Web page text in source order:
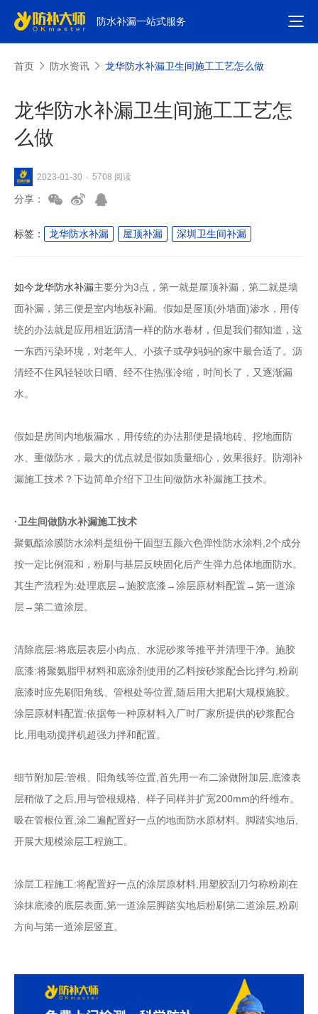
防水补漏一站式服务
首页 防水资讯 龙华防水补漏卫生间施工工艺怎么做
龙华防水补漏卫生间施工工艺怎
么做
2023-01-30 · 5708 阅读
分享：
标签： 龙华防水补漏 屋顶补漏 深圳卫生间补漏
如今龙华防水补漏主要分为3点，第一就是屋顶补漏，第二就是墙
面补漏，第三便是室内地板补漏。假如是屋顶(外墙面)渗水，用传
统的办法就是应用相近沥清一样的防水卷材，但是我们都知道，这
一东西污染环境，对老年人、小孩子或孕妈妈的家中最合适了。沥
清经不住风轻轻吹日晒、经不住热涨冷缩，时间长了，又逐渐漏
水。
假如是房间内地板漏水，用传统的办法那便是撬地砖、挖地面防
水、重做防水，最大的优点就是假如质量细心，效果很好。防潮补
漏施工技术？下边简单介绍下卫生间做防水补漏施工技术。
·卫生间做防水补漏施工技术
聚氨酯涂膜防水涂料是组份干固型五颜六色弹性防水涂料,2个成分
按一定比例混和，粉刷与基层反映固化后产生弹力总体地面防水。
其生产流程为:处理底层→施胶底漆→涂层原材料配置→第一道涂
层→第二道涂层。
清除底层:将底层表层小肉点、水泥砂浆等推平并清理干净。施胶
底漆:将聚氨脂甲材料和底涂剂使用的乙料按砂浆配合比拌匀,粉刷
底漆时应先刷阳角线、管根处等位置,随后用大把刷大规模施胶。
涂层原材料配置:依据每一种原材料入厂时厂家所提供的砂浆配合
比,用电动搅拌机超强力拌和配置。
细节附加层:管根、阳角线等位置,首先用一布二涂做附加层,底漆表
层稍做了之后,用与管根规格、样子同样并扩宽200mm的纤维布。
吸在管根位置,涂二遍配置好一点的地面防水原材料。脚踏实地后,
开展大规模涂层工程施工。
涂层工程施工:将配置好一点的涂层原材料,用塑胶刮刀匀称粉刷在
涂抹底漆的底层表面,第一道涂层脚踏实地后粉刷第二道涂层,粉刷
方向与第一道涂层竖直。